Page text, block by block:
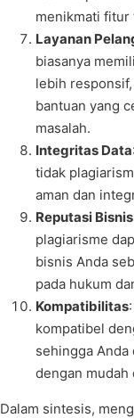
menikmati fitur
Layanan
biasanya
lebih
bantuan yang
masalah.
Integritas Data
tidak
aman dan
Reputasi Bisnis
plagiarisme
bisnis Anda
pada hukum
Kompatibilitas
kompatibel
sehingga
dengan mudah
Dalam sintesis,